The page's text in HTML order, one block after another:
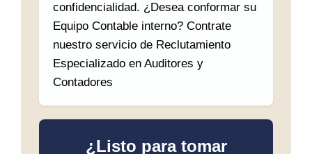
confidencialidad. ¿Desea conformar su
Equipo Contable interno? Contrate
nuestro servicio de Reclutamiento
Especializado en Auditores y
Contadores
¿Listo para tomar